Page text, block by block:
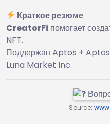
Краткое резюме
CreatorFi помогает
NFT.
Поддержан Aptos +
Luna Market Inc.
Source: